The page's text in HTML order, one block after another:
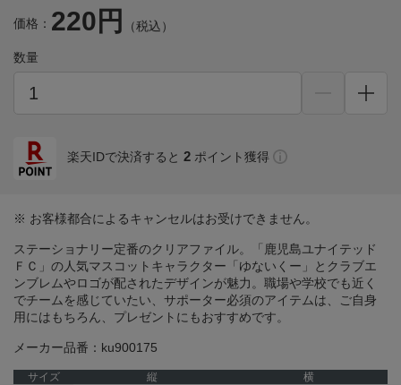
価格： 220円 （税込）
数量
楽天IDで決済すると 2 ポイント獲得
※ お客様都合によるキャンセルはお受けできません。
ステーショナリー定番のクリアファイル。「鹿児島ユナイテッド
ＦＣ」の人気マスコットキャラクター「ゆないくー」とクラブエ
ンブレムやロゴが配されたデザインが魅力。職場や学校でも近く
でチームを感じていたい、サポーター必須のアイテムは、ご自身
用にはもちろん、プレゼントにもおすすめです。
メーカー品番：ku900175
サイズ 縦 横